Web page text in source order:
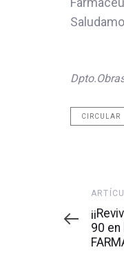
CIRCULAR
90 en